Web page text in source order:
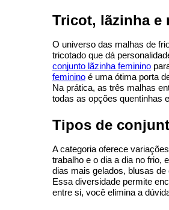
Tricot, lãzinha e
O universo das malhas de
conjunto lãzinha feminino
feminino é uma ótima porta
Na prática, as três malhas
todas as opções quentinhas
Tipos de
A categoria oferece
trabalho e o dia a dia no frio,
dias mais gelados, blusas
Essa diversidade permite
entre si, você elimina a